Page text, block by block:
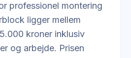
professionel montering
ligger mellem
kroner inklusiv
og arbejde. Prisen